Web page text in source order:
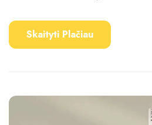
Skaityti Plačiau